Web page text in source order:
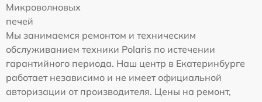
Микроволновых
печей
Мы занимаемся ремонтом и техническим
обслуживанием техники Polaris по истечении
гарантийного периода. Наш центр в Екатеринбурге
работает независимо и не имеет официальной
авторизации от производителя. Цены на ремонт,